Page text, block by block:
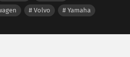
Volvo Yamaha